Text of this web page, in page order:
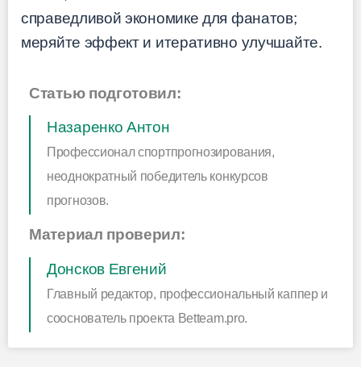
справедливой экономике для фанатов;
меряйте эффект и итеративно улучшайте.
Статью подготовил:
Назаренко Антон
Профессионал спортпрогнозирования,
неоднократный победитель конкурсов
прогнозов.
Материал проверил:
Донсков Евгений
Главный редактор, профессиональный каппер и
сооснователь проекта Betteam.pro.